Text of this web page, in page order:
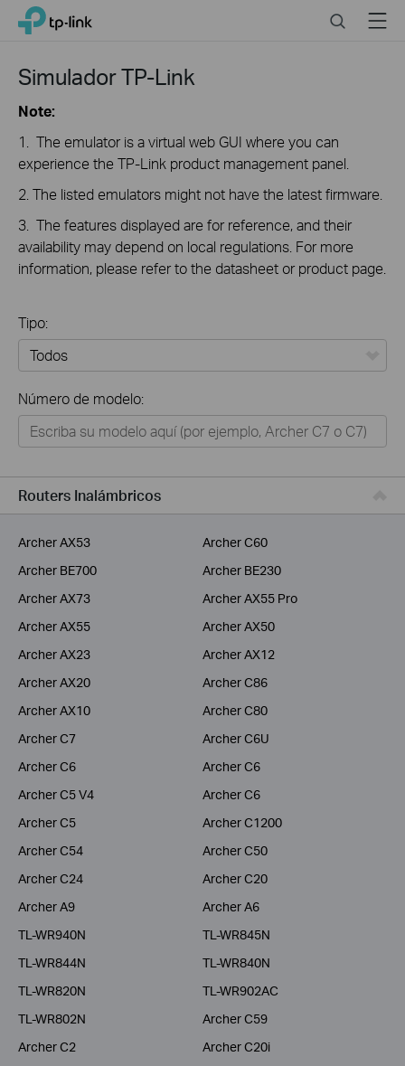
Click
navigation
TP-Link, Reliably Smart SearchMenu
Simulador TP-Link
Note:
1. The emulator is a virtual web GUI where you can
experience the TP-Link product management panel.
2. The listed emulators might not have the latest firmware.
3. The features displayed are for reference, and their
availability may depend on local regulations. For more
information, please refer to the datasheet or product page.
Tipo:
Hogar
Tapo
Negocios
ISPs
Número de modelo:
Routers Inalámbricos
Archer AX53
Archer C60
Archer BE700
Archer BE230
Archer AX73
Archer AX55 Pro
Archer AX55
Archer AX50
Archer AX23
Archer AX12
Archer AX20
Archer C86
Archer AX10
Archer C80
Archer C7
Archer C6U
Archer C6
Archer C6
Archer C5 V4
Archer C6
Archer C5
Archer C1200
Archer C54
Archer C50
Archer C24
Archer C20
Archer A9
Archer A6
TL-WR940N
TL-WR845N
TL-WR844N
TL-WR840N
TL-WR820N
TL-WR902AC
TL-WR802N
Archer C59
Archer C2
Archer C20i